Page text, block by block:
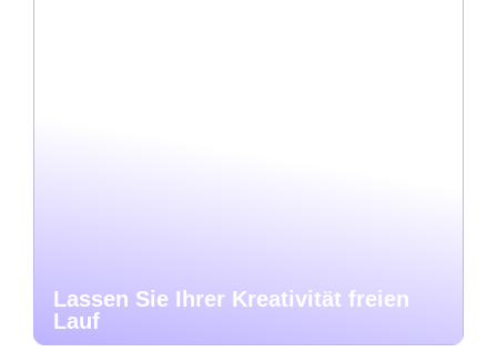
Lassen Sie Ihrer Kreativität freien
Lauf